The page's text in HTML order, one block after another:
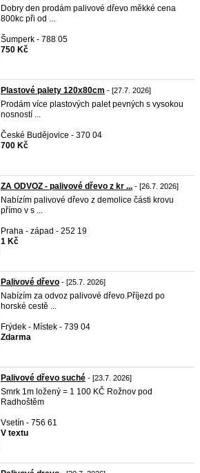
Dobry den prodám palivové dřevo měkké cena
800kc při od ...
Šumperk - 788 05
750 Kč
Plastové palety 120x80cm - [27.7. 2026]
Prodám více plastových palet pevných s vysokou
nosností ...
České Budějovice - 370 04
700 Kč
ZA ODVOZ - palivové dřevo z kr ... - [26.7. 2026]
Nabízím palivové dřevo z demolice části krovu
přímo v s ...
Praha - západ - 252 19
1 Kč
Palivové dřevo - [25.7. 2026]
Nabízím za odvoz palivové dřevo.Příjezd po
horské cestě ...
Frýdek - Místek - 739 04
Zdarma
Palivové dřevo suché - [23.7. 2026]
Smrk 1m ložený = 1 100 KČ Rožnov pod
Radhoštěm
Vsetín - 756 61
V textu